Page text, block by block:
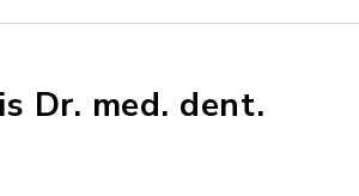
Dr. med. dent.